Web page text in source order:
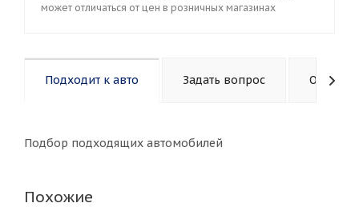
может отличаться от цен в розничных магазинах
Подходит к авто Задать вопрос
Подбор подходящих автомобилей
Похожие